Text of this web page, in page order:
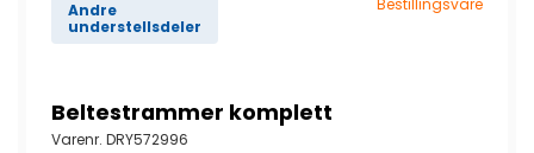
Andre
understellsdeler
Beltestrammer komplett
Varenr. DRY572996